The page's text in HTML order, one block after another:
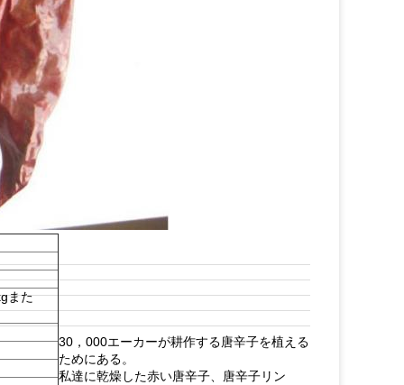
また
30，000エーカーが耕作する唐辛子を植える
ためにある。
私達に乾燥した赤い唐辛子、唐辛子リン